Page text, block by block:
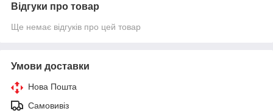
Відгуки про товар
Ще немає відгуків про цей товар
Умови доставки
Нова Пошта
Самовивіз